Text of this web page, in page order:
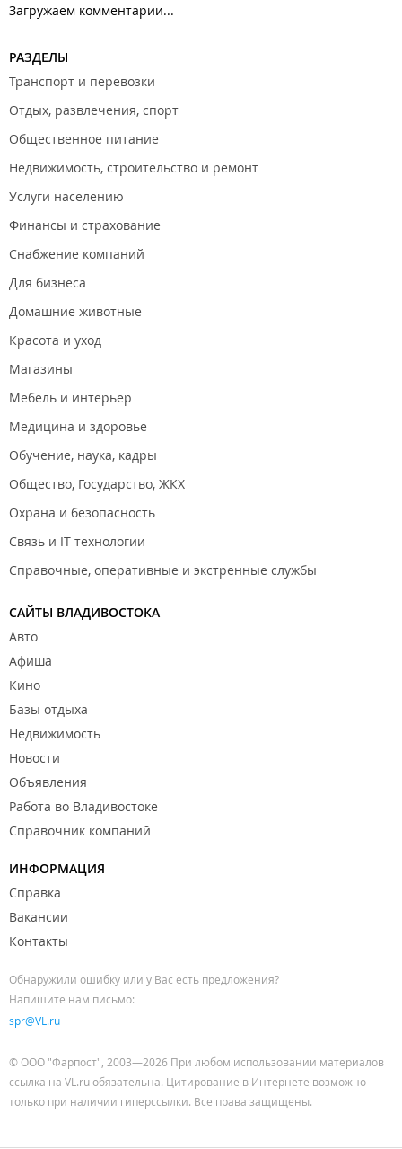
Загружаем комментарии...
РАЗДЕЛЫ
Транспорт и перевозки
Отдых, развлечения, спорт
Общественное питание
Недвижимость, строительство и ремонт
Услуги населению
Финансы и страхование
Снабжение компаний
Для бизнеса
Домашние животные
Красота и уход
Магазины
Мебель и интерьер
Медицина и здоровье
Обучение, наука, кадры
Общество, Государство, ЖКХ
Охрана и безопасность
Связь и IT технологии
Справочные, оперативные и экстренные службы
САЙТЫ ВЛАДИВОСТОКА
Авто
Афиша
Кино
Базы отдыха
Недвижимость
Новости
Объявления
Работа во Владивостоке
Справочник компаний
ИНФОРМАЦИЯ
Справка
Вакансии
Контакты
Обнаружили ошибку или у Вас есть предложения?
Напишите нам письмо:
spr@VL.ru
© ООО "Фарпост", 2003—2026 При любом использовании материалов
ссылка на VL.ru обязательна. Цитирование в Интернете возможно
только при наличии гиперссылки. Все права защищены.